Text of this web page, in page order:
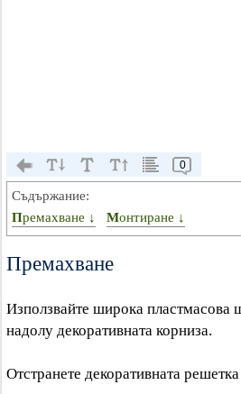
0
Съдържание:
Премахване ↓
Монтиране ↓
Премахване
Използвайте широка пластмасова
надолу декоративната корниза.
Отстранете декоративната